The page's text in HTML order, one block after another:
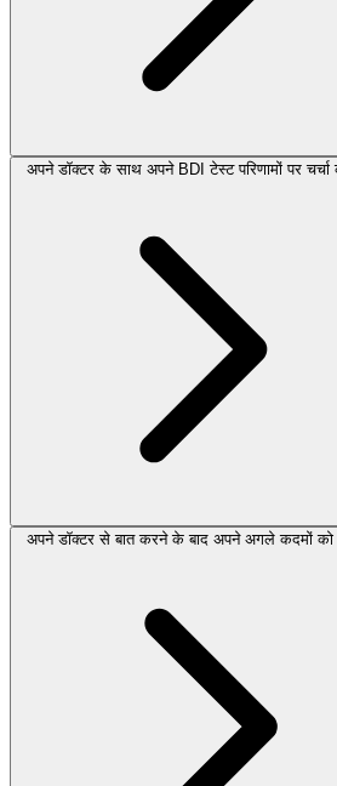
अपने डॉक्टर के साथ अपने BDI टेस्ट परिणामों पर चर्चा
अपने डॉक्टर से बात करने के बाद अपने अगले कदमों